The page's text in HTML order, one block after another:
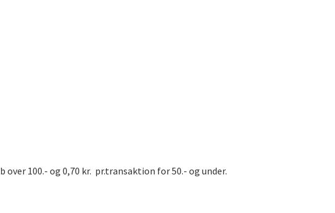
100.- og 0,70 kr. pr.transaktion for 50.- og under.